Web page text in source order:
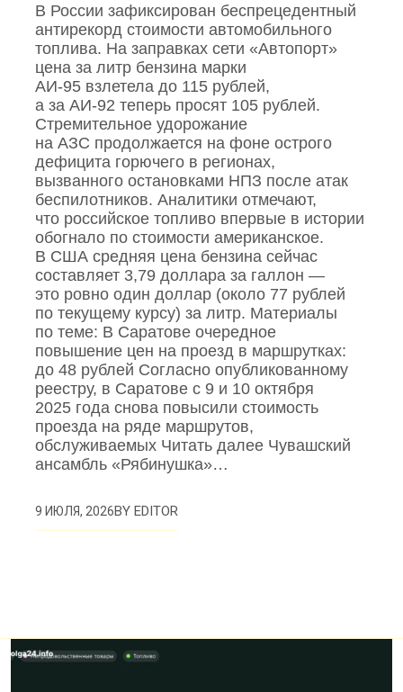
В России зафиксирован беспрецедентный
антирекорд стоимости автомобильного
топлива. На заправках сети «Автопорт»
цена за литр бензина марки
АИ‑95 взлетела до 115 рублей,
а за АИ‑92 теперь просят 105 рублей.
Стремительное удорожание
на АЗС продолжается на фоне острого
дефицита горючего в регионах,
вызванного остановками НПЗ после атак
беспилотников. Аналитики отмечают,
что российское топливо впервые в истории
обогнало по стоимости американское.
В США средняя цена бензина сейчас
составляет 3,79 доллара за галлон —
это ровно один доллар (около 77 рублей
по текущему курсу) за литр. Материалы
по теме: В Саратове очередное
повышение цен на проезд в маршрутках:
до 48 рублей Согласно опубликованному
реестру, в Саратове с 9 и 10 октября
2025 года снова повысили стоимость
проезда на ряде маршрутов,
обслуживаемых Читать далее Чувашский
ансамбль «Рябинушка»…
9 ИЮЛЯ, 2026BYEDITOR